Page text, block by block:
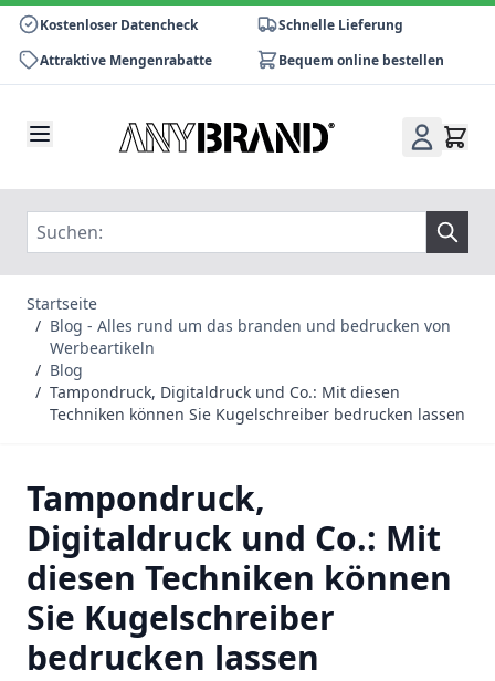
Kostenloser Datencheck
Schnelle Lieferung
Attraktive Mengenrabatte
Bequem online bestellen
Startseite
/ Blog - Alles rund um das branden und bedrucken von
Werbeartikeln
/ Blog
/ Tampondruck, Digitaldruck und Co.: Mit diesen
Techniken können Sie Kugelschreiber bedrucken lassen
Tampondruck,
Digitaldruck und Co.: Mit
diesen Techniken können
Sie Kugelschreiber
bedrucken lassen